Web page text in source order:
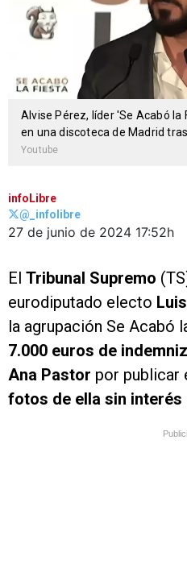
Alvise Pérez, líder 'Se Acabó la
en una discoteca de Madrid
Youtube
infoLibre
@_infolibre
27 de junio de 2024 17:52h
El Tribunal Supremo
eurodiputado electo
la agrupación Se Acabó
7.000 euros de
Ana Pastor por publicar
fotos de ella sin